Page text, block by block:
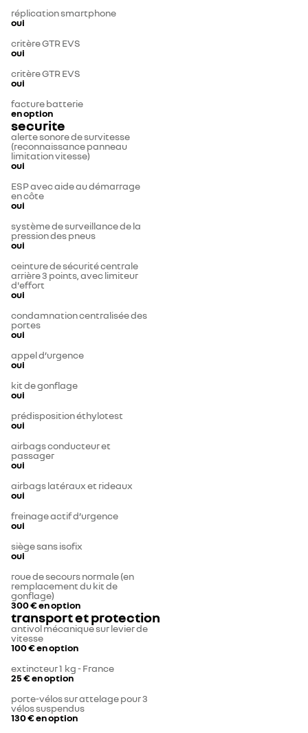
réplication smartphone
oui
critère GTR EVS
oui
critère GTR EVS
oui
facture batterie
en option
securite
alerte sonore de survitesse
(reconnaissance panneau
limitation vitesse)
oui
ESP avec aide au démarrage
en côte
oui
système de surveillance de la
pression des pneus
oui
ceinture de sécurité centrale
arrière 3 points, avec limiteur
d'effort
oui
condamnation centralisée des
portes
oui
appel d’urgence
oui
kit de gonflage
oui
prédisposition éthylotest
oui
airbags conducteur et
passager
oui
airbags latéraux et rideaux
oui
freinage actif d’urgence
oui
siège sans isofix
oui
roue de secours normale (en
remplacement du kit de
gonflage)
300 €en option
transport et protection
antivol mécanique sur levier de
vitesse
100 €en option
extincteur 1 kg - France
25 €en option
porte-vélos sur attelage pour 3
vélos suspendus
130 €en option